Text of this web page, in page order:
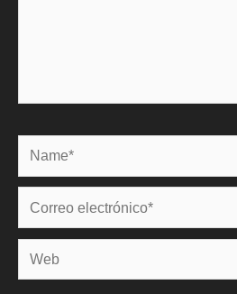
Name*
Correo
electrónico*
Web